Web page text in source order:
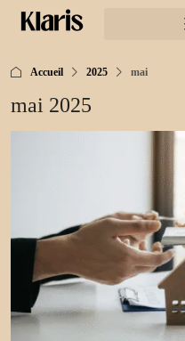
Accueil 2025 mai
mai 2025